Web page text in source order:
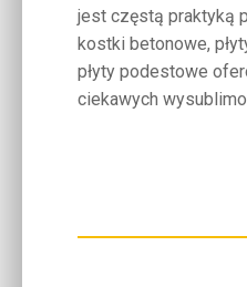
jest częstą praktyką
kostki betonowe,
płyty podestowe
ciekawych